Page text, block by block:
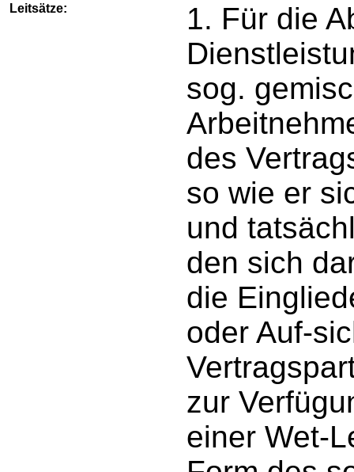
Leitsätze:
1. Für die
sog.
des
so wie er
und
den sich
die
oder Auf-
zur
einer Wet-